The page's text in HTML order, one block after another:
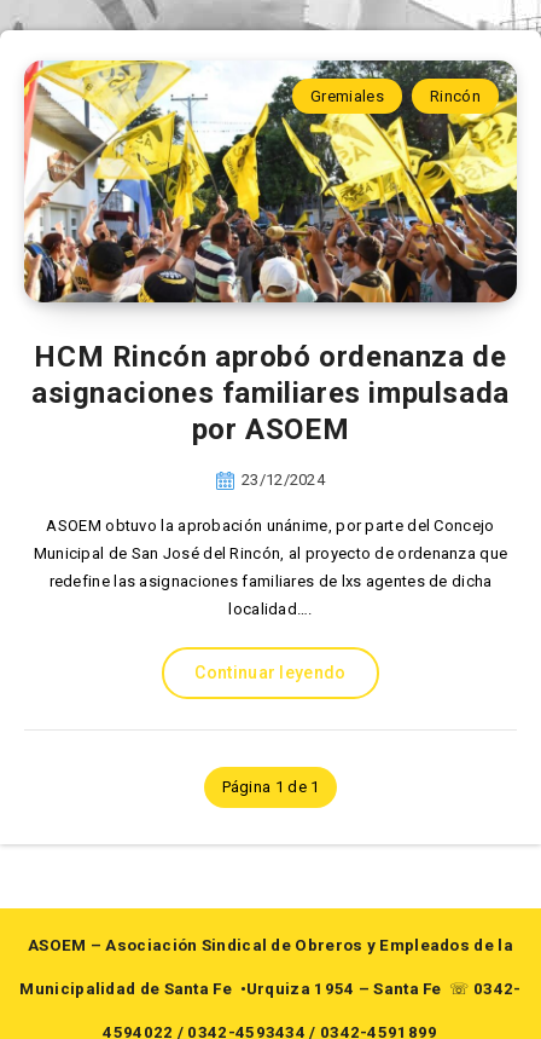
Gremiales Rincón
HCM Rincón aprobó ordenanza de
asignaciones familiares impulsada
por ASOEM
23/12/2024
ASOEM obtuvo la aprobación unánime, por parte del Concejo
Municipal de San José del Rincón, al proyecto de ordenanza que
redefine las asignaciones familiares de lxs agentes de dicha
localidad….
Continuar leyendo
Página 1 de 1
ASOEM – Asociación Sindical de Obreros y Empleados de la
Municipalidad de Santa Fe •Urquiza 1954 – Santa Fe ☏ 0342-
4594022 / 0342-4593434 / 0342-4591899